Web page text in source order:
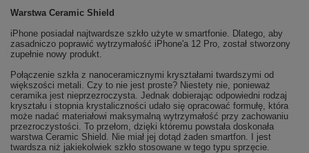
Warstwa Ceramic Shield
iPhone posiadał najtwardsze szkło użyte w smartfonie. Dlatego, aby
zasadniczo poprawić wytrzymałość iPhone'a 12 Pro, został stworzony
zupełnie nowy produkt.
Połączenie szkła z nanoceramicznymi kryształami twardszymi od
większości metali. Czy to nie jest proste? Niestety nie, ponieważ
ceramika jest nieprzezroczysta. Jednak dobierając odpowiedni rodzaj
kryształu i stopnia krystaliczności udało się opracować formułę, która
może nadać materiałowi maksymalną wytrzymałość przy zachowaniu
przezroczystości. To przełom, dzięki któremu powstała doskonała
warstwa Ceramic Shield. Nie miał jej dotąd żaden smartfon. I jest
twardsza niż jakiekolwiek szkło stosowane w tego typu sprzęcie.